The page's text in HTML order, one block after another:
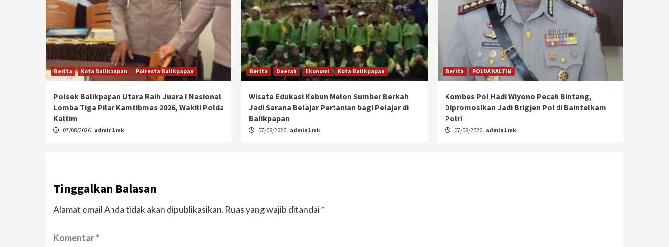
Berita Kota Balikpapan Polresta Balikpapan
Polsek Balikpapan Utara Raih Juara I Nasional
Lomba Tiga Pilar Kamtibmas 2026, Wakili Polda
Kaltim
07/08/2026 admin1 mk
Berita Daerah Ekonomi Kota Balikpapan
Wisata Edukasi Kebun Melon Sumber Berkah
Jadi Sarana Belajar Pertanian bagi Pelajar di
Balikpapan
07/08/2026 admin1 mk
Berita POLDA KALTIM
Kombes Pol Hadi Wiyono Pecah Bintang,
Dipromosikan Jadi Brigjen Pol di Baintelkam
Polri
07/08/2026 admin1 mk
Tinggalkan Balasan
Alamat email Anda tidak akan dipublikasikan. Ruas yang wajib ditandai *
Komentar*